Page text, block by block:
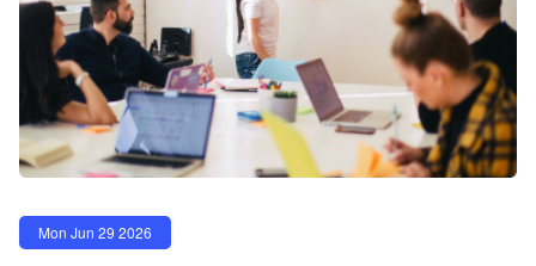
Mon Jun 29 2026